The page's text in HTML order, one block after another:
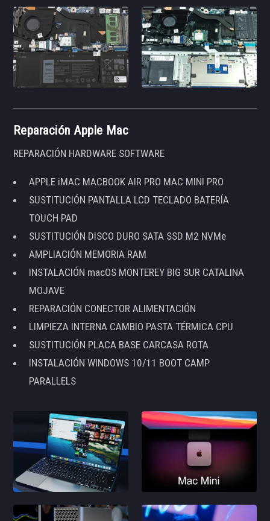
Reparación Apple Mac
REPARACIÓN HARDWARE SOFTWARE
APPLE iMAC MACBOOK AIR PRO MAC MINI PRO
SUSTITUCIÓN PANTALLA LCD TECLADO BATERÍA
TOUCH PAD
SUSTITUCIÓN DISCO DURO SATA SSD M2 NVMe
AMPLIACIÓN MEMORIA RAM
INSTALACIÓN macOS MONTEREY BIG SUR CATALINA
MOJAVE
REPARACIÓN CONECTOR ALIMENTACIÓN
LIMPIEZA INTERNA CAMBIO PASTA TÉRMICA CPU
SUSTITUCIÓN PLACA BASE CARCASA ROTA
INSTALACIÓN WINDOWS 10/11 BOOT CAMP
PARALLELS